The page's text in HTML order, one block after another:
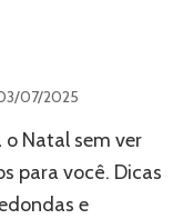
07/2025
Natal sem ver
para você. Dicas
e